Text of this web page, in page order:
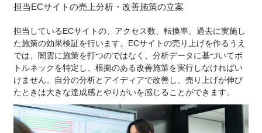
担当ECサイトの売上分析・改善施策の立案
担当しているECサイトの、アクセス数、転換率、過去に実施し
た施策の効果検証を行います。ECサイトの売り上げを作るうえ
では、闇雲に施策を打つのではなく、分析データに基づいてボ
トルネックを特定し、根拠のある改善施策を実行しなければい
けません。自分の分析とアイディアで改善し、売り上げが伸び
たときは大きな達成感とやりがいを感じることができます。